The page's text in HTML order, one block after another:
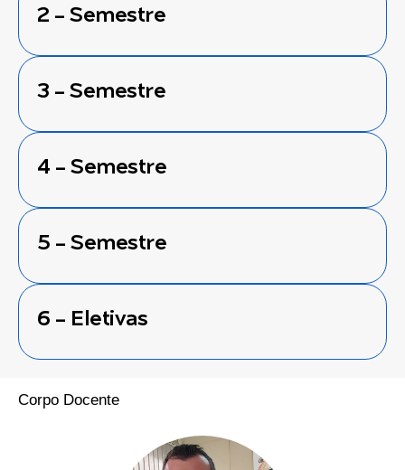
2 - Semestre
3 - Semestre
4 - Semestre
5 - Semestre
6 - Eletivas
Corpo Docente